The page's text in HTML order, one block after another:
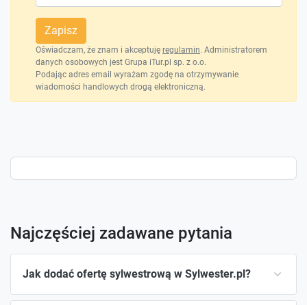
Zapisz
Oświadczam, że znam i akceptuję regulamin. Administratorem
danych osobowych jest Grupa iTur.pl sp. z o.o.
Podając adres email wyrażam zgodę na otrzymywanie
wiadomości handlowych drogą elektroniczną.
Najczęściej zadawane pytania
Jak dodać ofertę sylwestrową w Sylwester.pl?